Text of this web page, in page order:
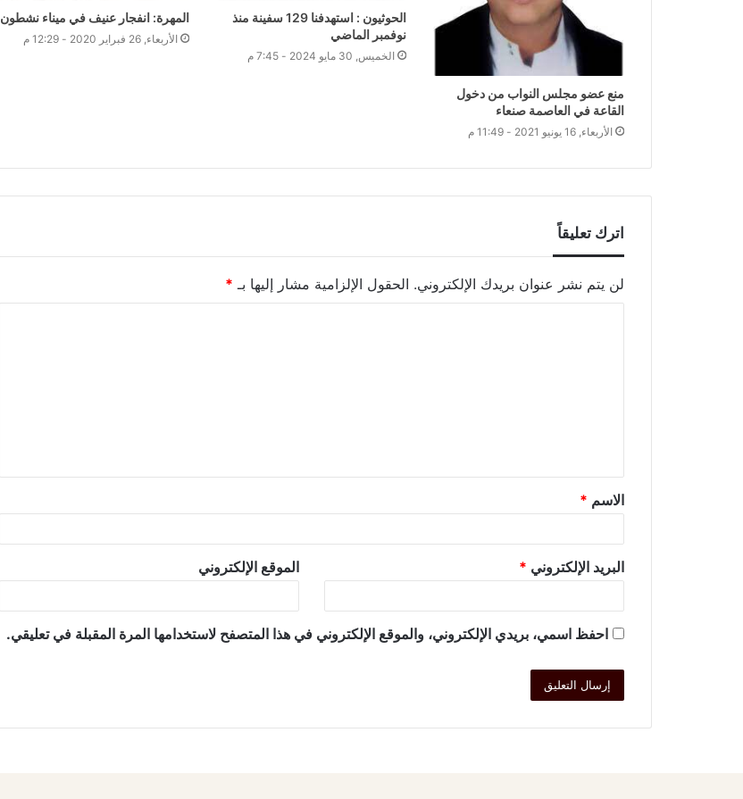
منع عضو مجلس النواب من دخول
القاعة في العاصمة صنعاء
الأربعاء, 16 يونيو 2021 - 11:49 م
الحوثيون : استهدفنا 129 سفينة منذ
نوفمبر الماضي
الخميس, 30 مايو 2024 - 7:45 م
المهرة: انفجار عنيف في ميناء نشطون
الأربعاء, 26 فبراير 2020 - 12:29 م
اترك تعليقاً
لن يتم نشر عنوان بريدك الإلكتروني. الحقول الإلزامية مشار إليها بـ *
الاسم *
البريد الإلكتروني * الموقع الإلكتروني
احفظ اسمي، بريدي الإلكتروني، والموقع الإلكتروني في هذا المتصفح لاستخدامها المرة المقبلة في تعليقي.